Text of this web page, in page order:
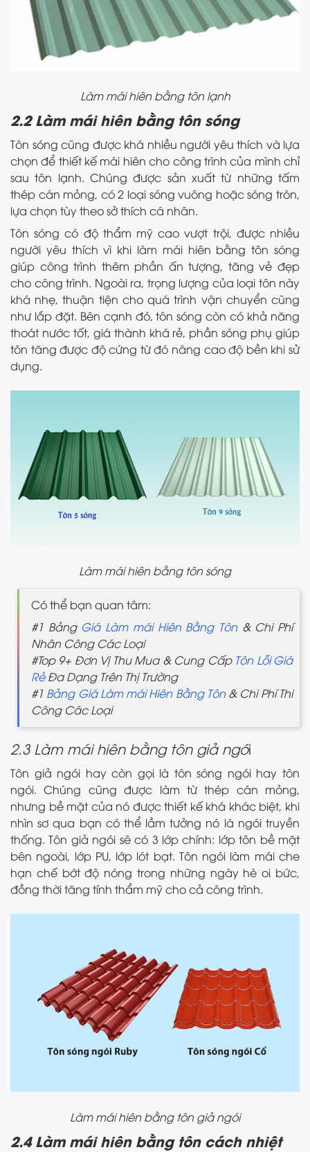
Làm mái hiên bằng tôn lạnh
2.2 Làm mái hiên bằng tôn sóng
Tôn sóng cũng được khá nhiều người yêu thích và lựa
chọn để thiết kế mái hiên cho công trình của mình chỉ
sau tôn lạnh. Chúng được sản xuất từ những tấm
thép cán mỏng, có 2 loại sóng vuông hoặc sóng tròn,
lựa chọn tùy theo sở thích cá nhân.
Tôn sóng có độ thẩm mỹ cao vượt trội, được nhiều
người yêu thích vì khi làm mái hiên bằng tôn sóng
giúp công trình thêm phần ấn tượng, tăng vẻ đẹp
cho công trình. Ngoài ra, trọng lượng của loại tôn này
khá nhẹ, thuận tiện cho quá trình vận chuyển cũng
như lắp đặt. Bên cạnh đó, tôn sóng còn có khả năng
thoát nước tốt, giá thành khá rẻ, phần sóng phụ giúp
tôn tăng được độ cứng từ đó nâng cao độ bền khi sử
dụng.
Làm mái hiên bằng tôn sóng
Có thể bạn quan tâm:
#1 Bảng Giá Làm mái Hiên Bằng Tôn& Chi Phí
Nhân Công Các Loại
#Top 9+ Đơn Vị Thu Mua & Cung Cấp Tôn Lỗi Giá
RẻĐa Dạng Trên Thị Trường
#1 Bảng Giá Làm mái Hiên Bằng Tôn& Chi Phí Thi
Công Các Loại
2.3 Làm mái hiên bằng tôn giả ngói
Tôn giả ngói hay còn gọi là tôn sóng ngói hay tôn
ngói. Chúng cũng được làm từ thép cán mỏng,
nhưng bề mặt của nó được thiết kế khá khác biệt, khi
nhìn sơ qua bạn có thể lầm tưởng nó là ngói truyền
thống. Tôn giả ngói sẽ có 3 lớp chính: lớp tôn bề mặt
bên ngoài, lớp PU, lớp lót bạt. Tôn ngói làm mái che
hạn chế bớt độ nóng trong những ngày hè oi bức,
đồng thời tăng tính thẩm mỹ cho cả công trình.
Làm mái hiên bằng tôn giả ngói
2.4 Làm mái hiên bằng tôn cách nhiệt